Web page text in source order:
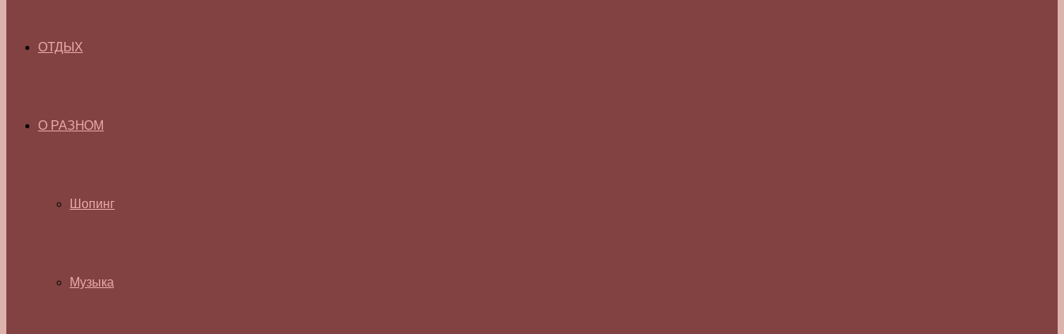
ОТДЫХ
О РАЗНОМ
Шопинг
Музыка